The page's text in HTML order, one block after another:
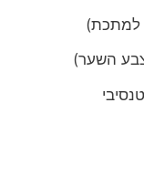
למתכת)
השער)